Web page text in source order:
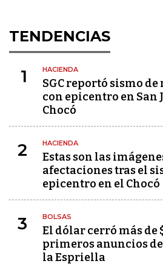
TENDENCIAS
1 HACIENDA
SGC reportó sismo
con epicentro en San
Chocó
2 HACIENDA
Estas son las
afectaciones tras el
epicentro en el Chocó
3 BOLSAS
El dólar cerró más de
primeros anuncios
la Espriella